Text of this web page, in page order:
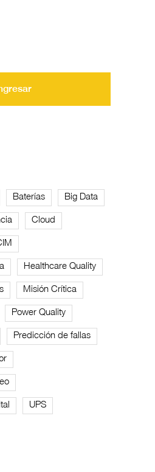
Baterías Big Data
Cloud
Healthcare Quality
Misión Crítica
Power Quality
Predicción de fallas
UPS